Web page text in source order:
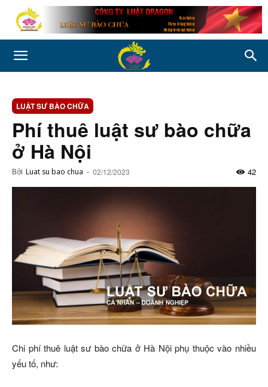
LUẬT SƯ BÀO CHỮA
Phí thuê luật sư bào chữa
ở Hà Nội
Bởi Luat su bao chua - 02/12/2023 42
Chi phí thuê luật sư bào chữa ở Hà Nội phụ thuộc vào nhiều
yếu tố, như: